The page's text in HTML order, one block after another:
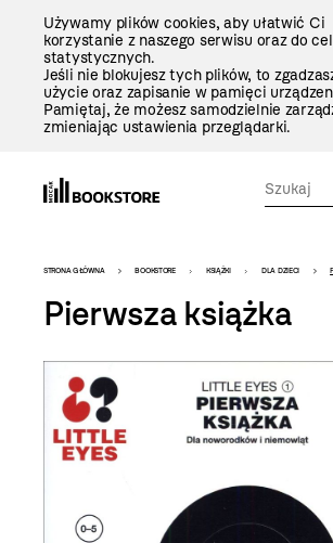
Używamy plików cookies, aby ułatwić Ci
korzystanie z naszego serwisu oraz do
statystycznych.
Jeśli nie blokujesz tych plików, to
użycie oraz zapisanie w pamięci
Pamiętaj, że możesz samodzielnie
zmieniając ustawienia przeglądarki.
Bookstore
-
szablon
szczegóły
STRONA GŁÓWNA BOOKSTORE KSIĄŻKI DLA DZIECI
Pierwsza książka